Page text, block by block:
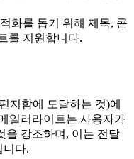
화를 돕기 위해 제목, 콘
를 지원합니다.
지함에 도달하는 것)에
일러라이트는 사용자가
을 강조하며, 이는 전달
니다.